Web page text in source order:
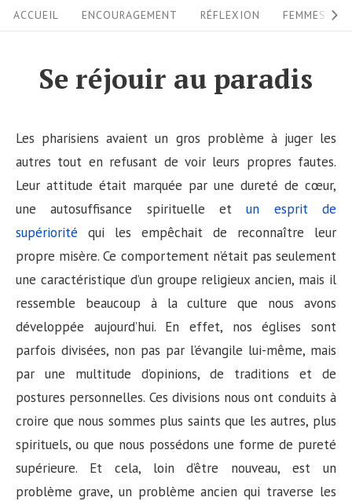
k
i
ACCUEIL ENCOURAGEMENT RÉFLEXION FEMMES
Se réjouir au paradis
Les pharisiens avaient un gros problème à juger les
autres tout en refusant de voir leurs propres fautes.
Leur attitude était marquée par une dureté de cœur,
une autosuffisance spirituelle etun esprit de
supériorité qui les empêchait de reconnaître leur
propre misère. Ce comportement n’était pas seulement
une caractéristique d’un groupe religieux ancien, mais il
ressemble beaucoup à la culture que nous avons
développée aujourd’hui. En effet, nos églises sont
parfois divisées, non pas par l’évangile lui-même, mais
par une multitude d’opinions, de traditions et de
postures personnelles. Ces divisions nous ont conduits à
croire que nous sommes plus saints que les autres, plus
spirituels, ou que nous possédons une forme de pureté
supérieure. Et cela, loin d’être nouveau, est un
problème grave, un problème ancien qui traverse les